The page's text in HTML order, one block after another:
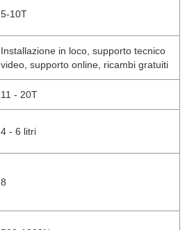
5-10T
Installazione in loco, supporto tecnico
video, supporto online, ricambi gratuiti
11 - 20T
4 - 6 litri
8